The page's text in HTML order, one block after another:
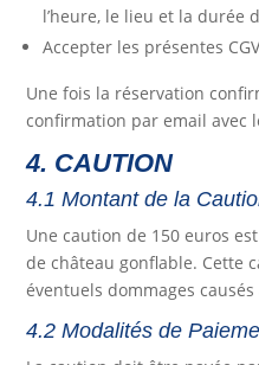
l’heure, le lieu et la durée
Accepter les présentes
Une fois la réservation
confirmation par email avec
4. CAUTION
4.1 Montant de la
Une caution de 150 euros
de château gonflable. Cette
éventuels dommages
4.2 Modalités de